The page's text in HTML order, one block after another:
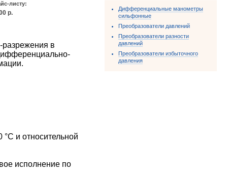
листу:
р.
разрежения в
и относительной
исполнение по
Дифференциальные манометры
сильфонные
Преобразователи давлений
Преобразователи разности
давлений
Преобразователи избыточного
давления